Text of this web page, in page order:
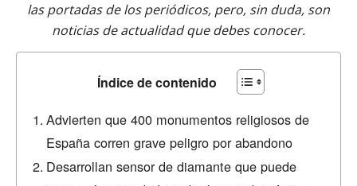
las portadas de los periódicos, pero, sin duda, son
noticias de actualidad que debes conocer.
Índice de contenido
Advierten que 400 monumentos religiosos de
España corren grave peligro por abandono
Desarrollan sensor de diamante que puede